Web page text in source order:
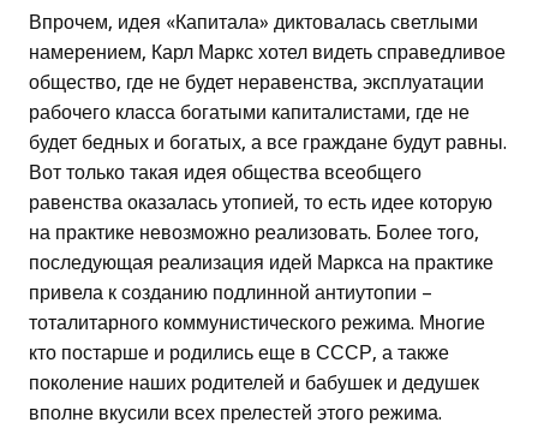
Впрочем, идея «Капитала» диктовалась светлыми
намерением, Карл Маркс хотел видеть справедливое
общество, где не будет неравенства, эксплуатации
рабочего класса богатыми капиталистами, где не
будет бедных и богатых, а все граждане будут равны.
Вот только такая идея общества всеобщего
равенства оказалась утопией, то есть идее которую
на практике невозможно реализовать. Более того,
последующая реализация идей Маркса на практике
привела к созданию подлинной антиутопии –
тоталитарного коммунистического режима. Многие
кто постарше и родились еще в СССР, а также
поколение наших родителей и бабушек и дедушек
вполне вкусили всех прелестей этого режима.